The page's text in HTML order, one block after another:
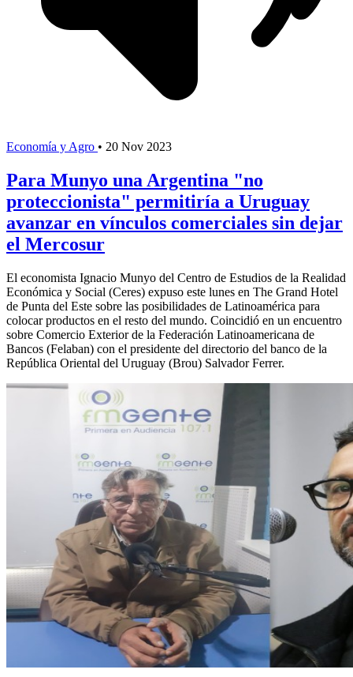
Economía y Agro • 20 Nov 2023
Para Munyo una Argentina "no
proteccionista" permitiría a Uruguay
avanzar en vínculos comerciales sin dejar
el Mercosur
El economista Ignacio Munyo del Centro de Estudios de la Realidad
Económica y Social (Ceres) expuso este lunes en The Grand Hotel
de Punta del Este sobre las posibilidades de Latinoamérica para
colocar productos en el resto del mundo. Coincidió en un encuentro
sobre Comercio Exterior de la Federación Latinoamericana de
Bancos (Felaban) con el presidente del directorio del banco de la
República Oriental del Uruguay (Brou) Salvador Ferrer.